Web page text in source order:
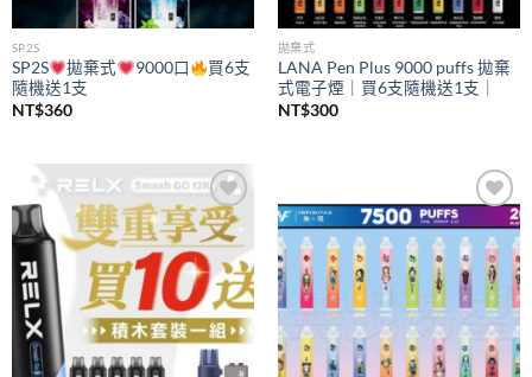
SP2S
SP2S 拋棄式 9000口
買6支
隨機送1支
NT$360
拋棄式
LANA Pen Plus 9000 puffs 拋棄
式電子煙｜買6支隨機送1支｜
NT$300
Add to
wishlist
Add to
wishlist